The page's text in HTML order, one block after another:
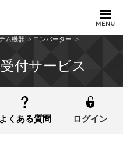
ム機器 > コンバーター >
付サービス
よくある質問 ログイン